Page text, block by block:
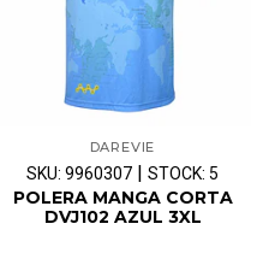
DAREVIE
SKU: 9960307 | STOCK: 5
POLERA MANGA CORTA
DVJ102 AZUL 3XL